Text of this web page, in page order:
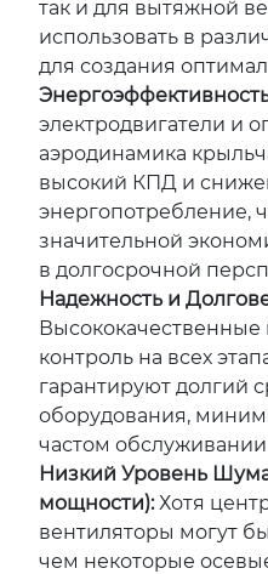
так и для вытяжной
использовать в
для создания
электродвигатели и
аэродинамика
высокий КПД и
энергопотребление,
значительной
в долгосрочной
Надежность и
Высококачественные
контроль на всех
гарантируют долгий
оборудования,
частом
Низкий Уровень
мощности):Хотя
вентиляторы могут
чем некоторые